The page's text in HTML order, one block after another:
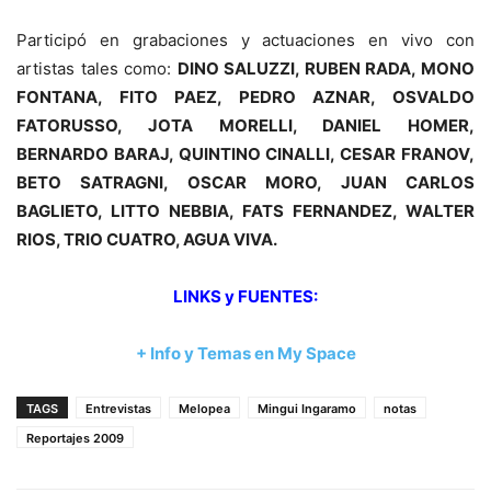
Participó en grabaciones y actuaciones en vivo con
artistas tales como: DINO SALUZZI, RUBEN RADA, MONO
FONTANA, FITO PAEZ, PEDRO AZNAR, OSVALDO
FATORUSSO, JOTA MORELLI, DANIEL HOMER,
BERNARDO BARAJ, QUINTINO CINALLI, CESAR FRANOV,
BETO SATRAGNI, OSCAR MORO, JUAN CARLOS
BAGLIETO, LITTO NEBBIA, FATS FERNANDEZ, WALTER
RIOS, TRIO CUATRO, AGUA VIVA.
LINKS y FUENTES:
+ Info y Temas en My Space
TAGS Entrevistas Melopea Mingui Ingaramo
notas
Reportajes 2009